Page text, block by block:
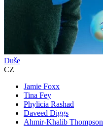
Duše
CZ
Jamie Foxx
Tina Fey
Phylicia Rashad
Daveed Diggs
Ahmir-Khalib Thompson